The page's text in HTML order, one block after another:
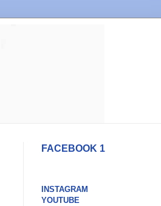
FACEBOOK 1
INSTAGRAM
YOUTUBE